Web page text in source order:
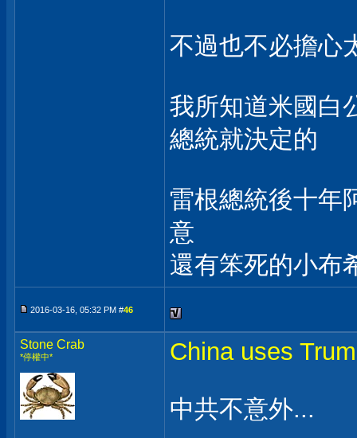
不過也不必擔心
我所知道米國白
總統就決定的
雷根總統後十年
意
還有笨死的小布
2016-03-16, 05:32 PM #46
Stone Crab
*停權中* China uses
中共不意外...